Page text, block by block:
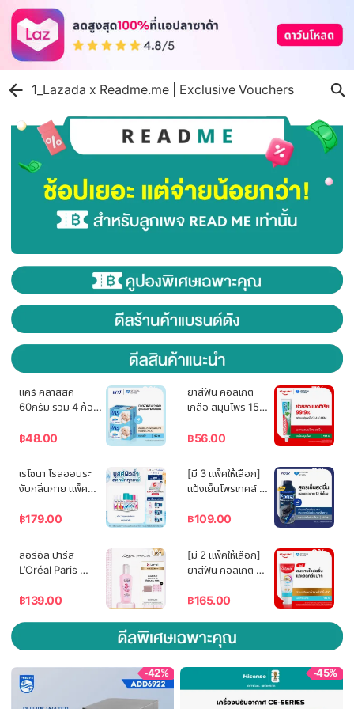
1_Lazada x Readme.me | Exclusive Vouchers
แคร์ คลาสสิค
60กรัม รวม 4 ก้อน
เคือง (สบู่เด็ก)
Soap 60g Total 4
Pcs Gently
Skin (Bar Soap,
Baby Soap, Baby
฿48.00
-2%
ยาสีฟัน คอลเกต
เกลือ สมุนไพร 150
Herbal 150g
฿56.00
-7%
เรโซนา โรลออนระ
งับกลิ่นกาย แพ็คคู่
Rollon 45 ml.
฿179.00
-18%
[มี 3 แพ็คให้เลือก]
แป้งเย็นโพรเทคส์ ฟ
ไวท์ ชาร์โคล 280
Talcum Powder
For Men
Charcoal 280g
฿109.00
-8%
ลอรีอัล ปารีส
L’Oréal Paris
Gloss Serum
ผมสวยสุขภาพดี
฿139.00
-30%
[มี 2 แพ็คให้เลือก]
ยาสีฟัน คอลเกต
เฟรช 110 กรัม แพ็ค
Total Active
Fresh 110g Twin
฿165.00
-8%
-42% -45%